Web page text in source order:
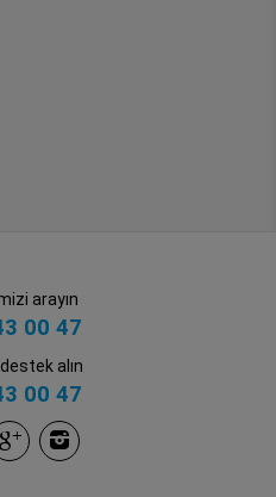
arayın
00 47
alın
00 47